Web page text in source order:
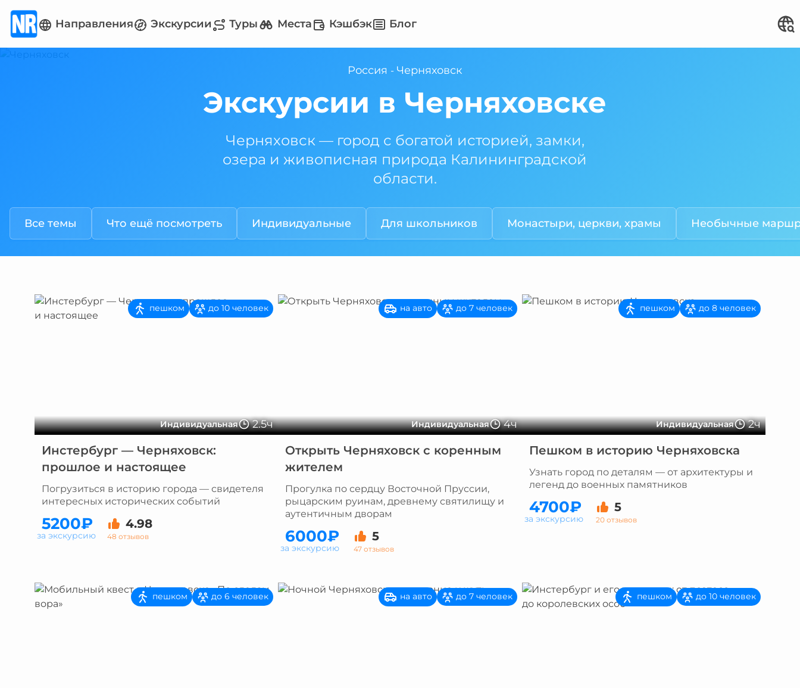
Направления Экскурсии Туры Места Кэшбэк Блог
Россия - Черняховск
Экскурсии в Черняховске
Черняховск — город с богатой историей, замки,
озера и живописная природа Калининградской
области.
Все темы Что ещё посмотреть Индивидуальные Для школьников Монастыри, церкви, храмы Необычные
Индивидуальная 2.5ч
пешком до 10 человек
Инстербург — Черняховск:
прошлое и настоящее
Погрузиться в историю города — свидетеля
интересных исторических событий
5200₽ 4.98
48 отзывов
за экскурсию
Индивидуальная 4ч
на авто до 7 человек
Открыть Черняховск с коренным
жителем
Прогулка по сердцу Восточной Пруссии,
рыцарским руинам, древнему святилищу и
аутентичным дворам
6000₽ 5
47 отзывов
за экскурсию
Индивидуальная 2ч
пешком до 8 человек
Пешком в историю Черняховска
Узнать город по деталям — от архитектуры и
легенд до военных памятников
4700₽ 5
20 отзывов
за экскурсию
пешком до 6 человек на авто до 7 человек пешком до 10 человек